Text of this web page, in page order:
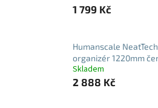
1 799 Kč
Humanscale
organizér 1220mm
Skladem
2 888 Kč